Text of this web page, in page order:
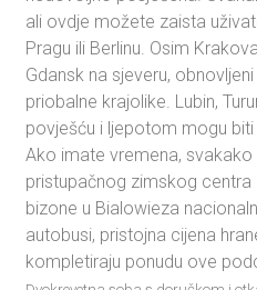
ali ovdje možete zaista
Pragu ili Berlinu. Osim
Gdansk na sjeveru,
priobalne krajolike. Lubin,
povješću i ljepotom mogu
Ako imate vremena,
pristupačnog zimskog
bizone u Bialowieza
autobusi, pristojna cijena
kompletiraju ponudu ove